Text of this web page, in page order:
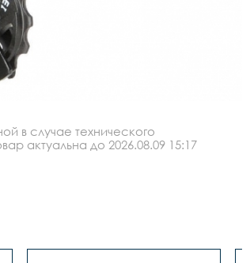
в случае технического
актуальна до 2026.08.09 15:17